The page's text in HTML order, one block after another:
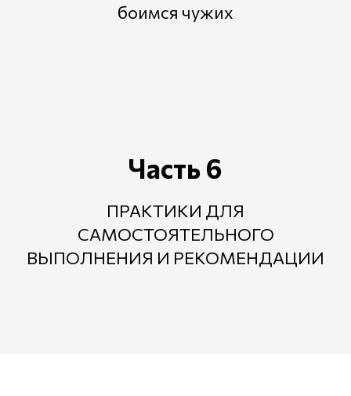
боимся чужих
Часть 6
ПРАКТИКИ ДЛЯ
САМОСТОЯТЕЛЬНОГО
ВЫПОЛНЕНИЯ И РЕКОМЕНДАЦИИ